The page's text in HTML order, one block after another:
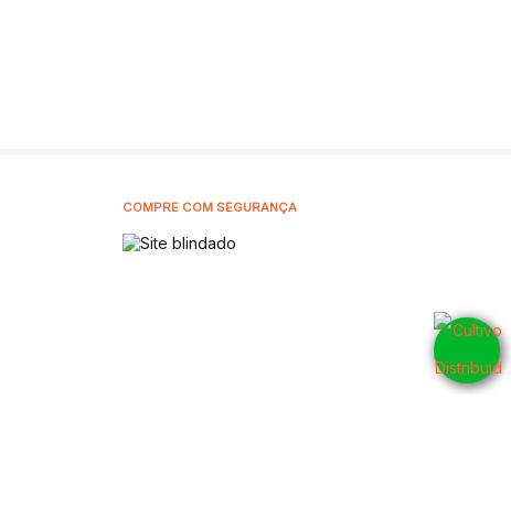
COMPRE COM SEGURANÇA